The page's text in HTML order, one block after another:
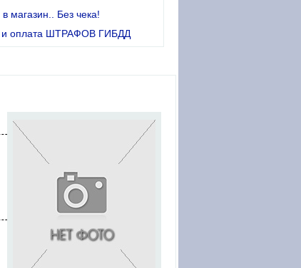
в магазин.. Без чека!
и оплата ШТРАФОВ ГИБДД